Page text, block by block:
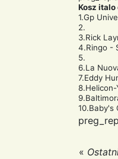
Kosz italo
1.Gp
2.
3.Rick
4.Ringo -
5.
6.La
7.Eddy
8.Helicon-
10.Baby's
«